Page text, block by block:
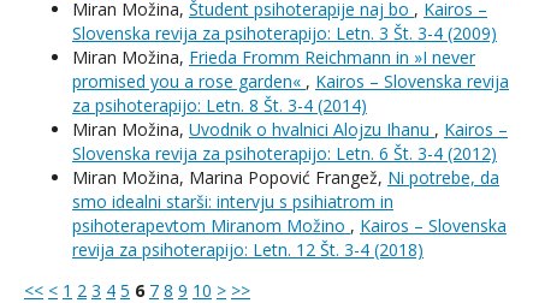
Miran Možina, Študent psihoterapije naj bo , Kairos –
Slovenska revija za psihoterapijo: Letn. 3 Št. 3-4 (2009)
Miran Možina, Frieda Fromm Reichmann in »I never
promised you a rose garden« , Kairos – Slovenska revija
za psihoterapijo: Letn. 8 Št. 3-4 (2014)
Miran Možina, Uvodnik o hvalnici Alojzu Ihanu , Kairos –
Slovenska revija za psihoterapijo: Letn. 6 Št. 3-4 (2012)
Miran Možina, Marina Popović Frangež, Ni potrebe, da
smo idealni starši: intervju s psihiatrom in
psihoterapevtom Miranom Možino , Kairos – Slovenska
revija za psihoterapijo: Letn. 12 Št. 3-4 (2018)
<< < 1 2 3 4 5 6 7 8 9 10 > >>